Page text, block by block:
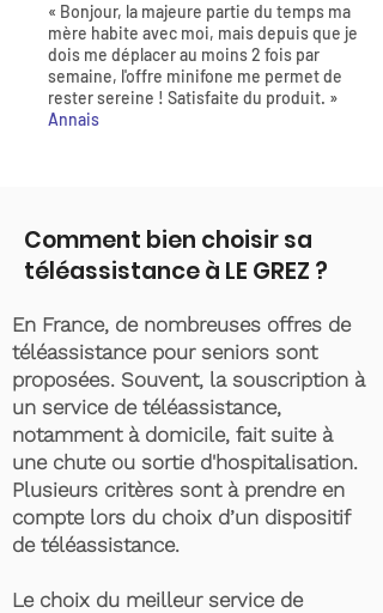
« Bonjour, la majeure partie du temps ma
mère habite avec moi, mais depuis que je
dois me déplacer au moins 2 fois par
semaine, l'offre minifone me permet de
rester sereine ! Satisfaite du produit. »
Annais
Comment bien choisir sa
téléassistance à LE GREZ ?
En France, de nombreuses offres de
téléassistance pour seniors sont
proposées. Souvent, la souscription à
un service de téléassistance,
notamment à domicile, fait suite à
une chute ou sortie d'hospitalisation.
Plusieurs critères sont à prendre en
compte lors du choix d’un dispositif
de téléassistance.
Le choix du meilleur service de